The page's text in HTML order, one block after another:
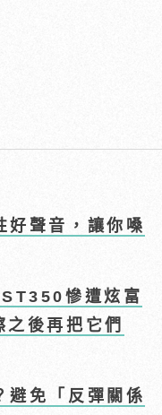
好聲音，讓你嗓
慘遭炫富
後再把它們
避免「反彈關係